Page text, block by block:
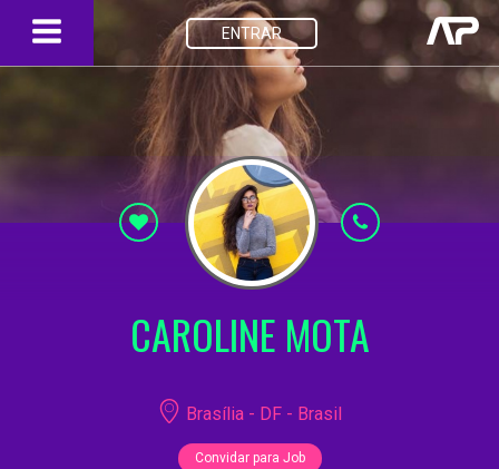
ENTRAR
CAROLINE MOTA
Brasília - DF - Brasil
Convidar para Job